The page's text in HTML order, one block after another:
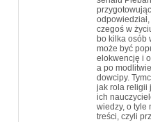
czegoś w
bo kilka osób
może być
elokwencję i
a po
dowcipy.
jak rola religii
ich
wiedzy, o tyle
treści, czyli